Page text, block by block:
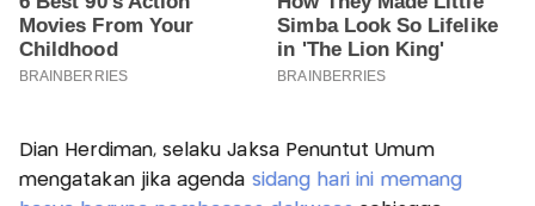
Dian Herdiman, selaku Jaksa Penuntut Umum
mengatakan jika agenda sidang hari ini memang